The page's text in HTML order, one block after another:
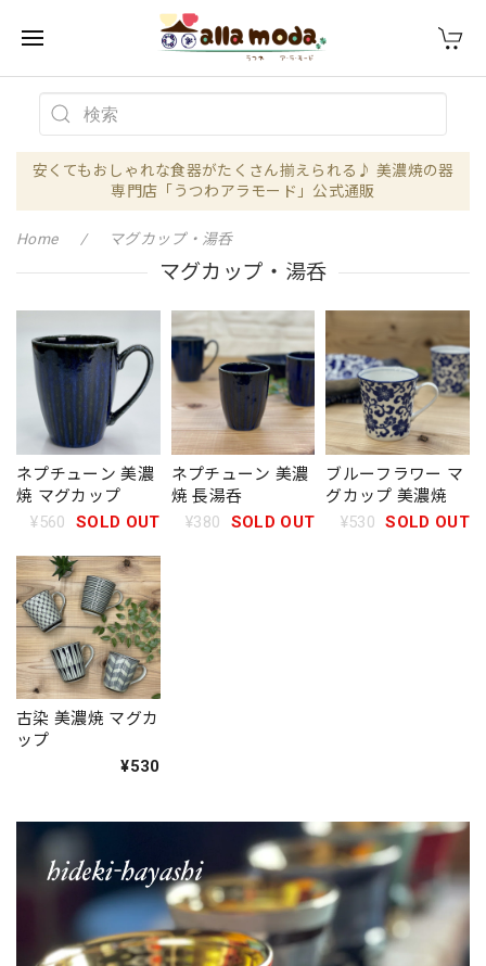
安くてもおしゃれな食器がたくさん揃えられる♪ 美濃焼の器
専門店「うつわアラモード」公式通販
Home マグカップ・湯呑
マグカップ・湯呑
ネプチューン 美濃
焼 マグカップ
¥560
SOLD OUT
ネプチューン 美濃
焼 長湯呑
¥380
SOLD OUT
ブルーフラワー マ
グカップ 美濃焼
¥530 SOLD OUT
古染 美濃焼 マグカ
ップ
¥530